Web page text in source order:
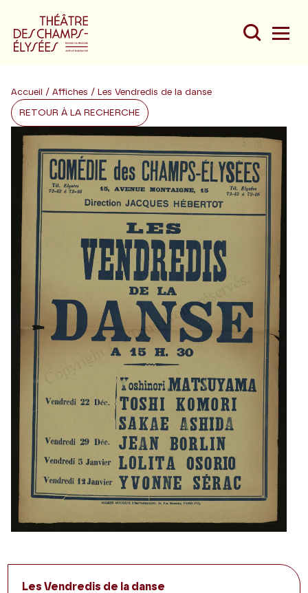
Du
Au
Accueil / Affiches / Les Vendredis de la danse
RETOUR À LA RECHERCHE
Les Vendredis de la danse